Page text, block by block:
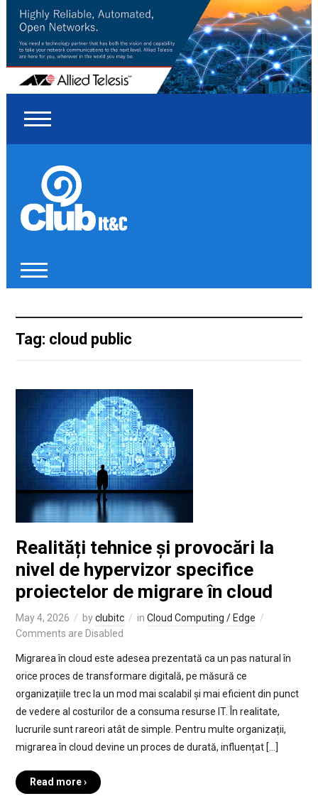
Tag: cloud public
Realități tehnice și provocări la
nivel de hypervizor specifice
proiectelor de migrare în cloud
May 4, 2026 byclubitc in Cloud Computing / Edge
Comments are Disabled
Migrarea în cloud este adesea prezentată ca un pas natural în
orice proces de transformare digitală, pe măsură ce
organizațiile trec la un mod mai scalabil și mai eficient din punct
de vedere al costurilor de a consuma resurse IT. În realitate,
lucrurile sunt rareori atât de simple. Pentru multe organizații,
migrarea în cloud devine un proces de durată, influențat […]
Read more ›